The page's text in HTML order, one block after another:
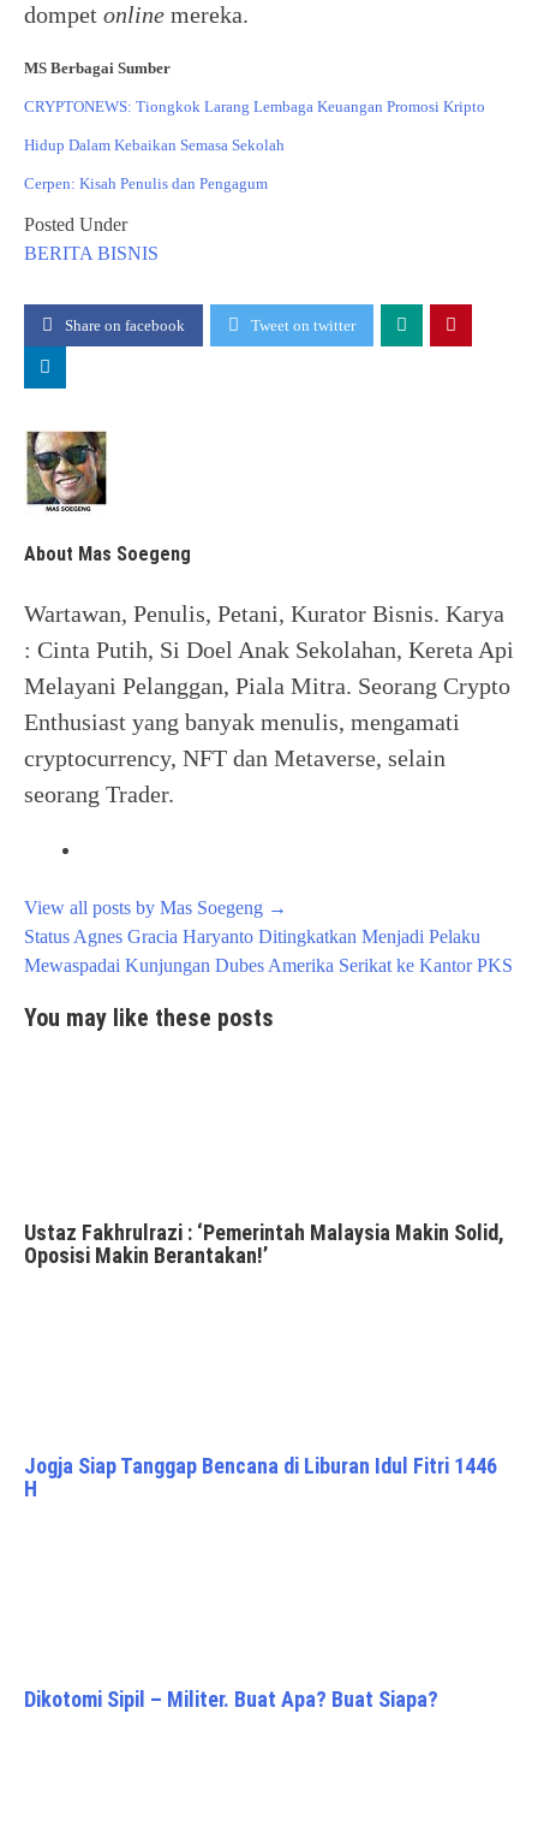
dompet online mereka.
MS Berbagai Sumber
CRYPTONEWS: Tiongkok Larang Lembaga Keuangan Promosi Kripto
Hidup Dalam Kebaikan Semasa Sekolah
Cerpen: Kisah Penulis dan Pengagum
Posted Under
BERITA BISNIS
Share on facebook Tweet on twitter
About Mas Soegeng
Wartawan, Penulis, Petani, Kurator Bisnis. Karya
: Cinta Putih, Si Doel Anak Sekolahan, Kereta Api
Melayani Pelanggan, Piala Mitra. Seorang Crypto
Enthusiast yang banyak menulis, mengamati
cryptocurrency, NFT dan Metaverse, selain
seorang Trader.
View all posts by Mas Soegeng →
Post
navigation
Status Agnes Gracia Haryanto Ditingkatkan Menjadi Pelaku
Mewaspadai Kunjungan Dubes Amerika Serikat ke Kantor PKS
You may like these posts
Ustaz Fakhrulrazi : ‘Pemerintah Malaysia Makin Solid,
Oposisi Makin Berantakan!’
Jogja Siap Tanggap Bencana di Liburan Idul Fitri 1446
H
Dikotomi Sipil – Militer. Buat Apa? Buat Siapa?